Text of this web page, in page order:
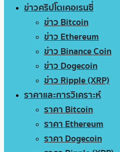
ข่าวคริปโตเคอเรนซี่
ข่าว Bitcoin
ข่าว Ethereum
ข่าว Binance Coin
ข่าว Dogecoin
ข่าว Ripple (XRP)
ราคาและการวิเคราะห์
ราคา Bitcoin
ราคา Ethereum
ราคา Dogecoin